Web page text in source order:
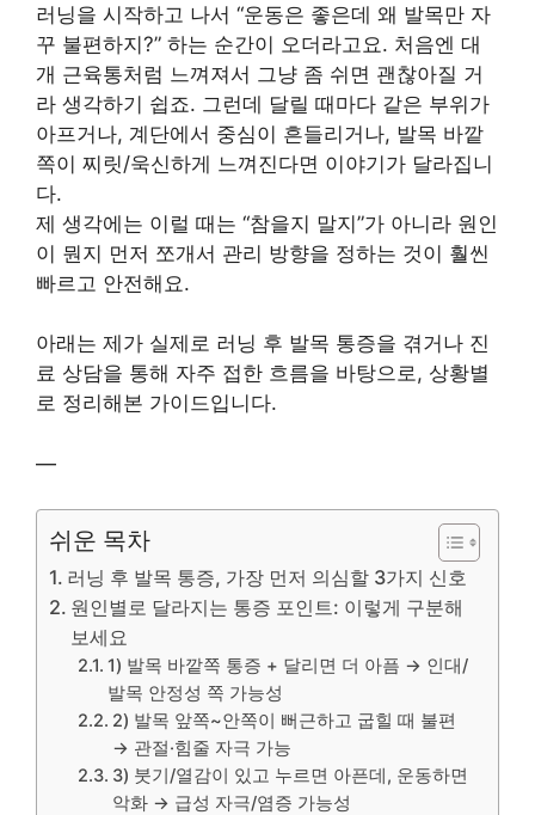
러닝을 시작하고 나서 “운동은 좋은데 왜 발목만 자
꾸 불편하지?” 하는 순간이 오더라고요. 처음엔 대
개 근육통처럼 느껴져서 그냥 좀 쉬면 괜찮아질 거
라 생각하기 쉽죠. 그런데 달릴 때마다 같은 부위가
아프거나, 계단에서 중심이 흔들리거나, 발목 바깥
쪽이 찌릿/욱신하게 느껴진다면 이야기가 달라집니
다.
제 생각에는 이럴 때는 “참을지 말지”가 아니라 원인
이 뭔지 먼저 쪼개서 관리 방향을 정하는 것이 훨씬
빠르고 안전해요.
아래는 제가 실제로 러닝 후 발목 통증을 겪거나 진
료 상담을 통해 자주 접한 흐름을 바탕으로, 상황별
로 정리해본 가이드입니다.
—
쉬운 목차
러닝 후 발목 통증, 가장 먼저 의심할 3가지 신호
원인별로 달라지는 통증 포인트: 이렇게 구분해
보세요
1) 발목 바깥쪽 통증 + 달리면 더 아픔 → 인대/
발목 안정성 쪽 가능성
2) 발목 앞쪽~안쪽이 뻐근하고 굽힐 때 불편
→ 관절·힘줄 자극 가능
3) 붓기/열감이 있고 누르면 아픈데, 운동하면
악화 → 급성 자극/염증 가능성